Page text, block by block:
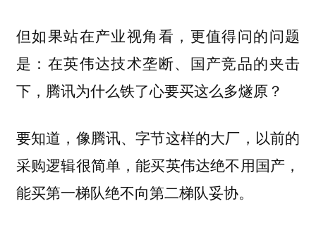
但如果站在产业视角看，更值得问的问题
是： 在英伟达技术垄断、国产竞品的夹击
下，腾讯为什么铁了心要买这么多燧原？
要知道，像腾讯、字节这样的大厂，以前的
采购逻辑很简单，能买英伟达绝不用国产，
能买第一梯队绝不向第二梯队妥协。